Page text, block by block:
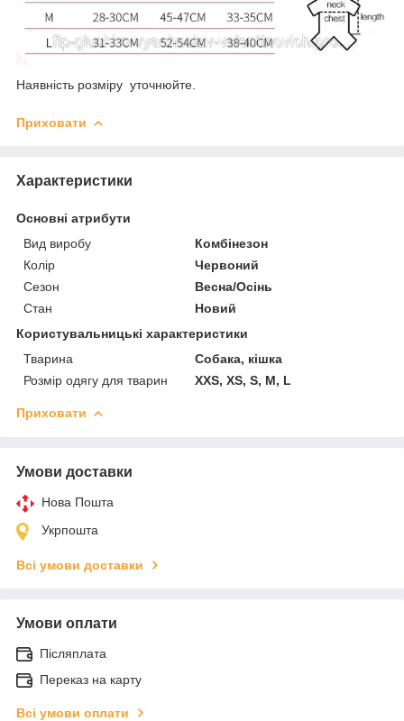
Наявність розміру уточнюйте.
Приховати
Характеристики
Основні атрибути
Вид виробу
Комбінезон
Колір
Червоний
Сезон
Весна/Осінь
Стан
Новий
Користувальницькі характеристики
Тварина
Собака, кішка
Розмір одягу для тварин
XXS, XS, S, M, L
Приховати
Умови доставки
Нова Пошта
Укрпошта
Всі умови доставки
Умови оплати
Післяплата
Переказ на карту
Всі умови оплати